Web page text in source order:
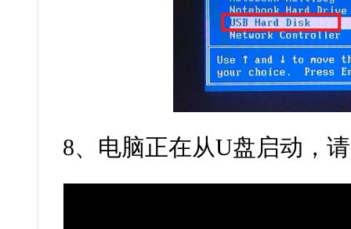
8、电脑正在从U盘启动，